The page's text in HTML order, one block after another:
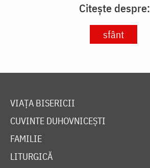
Citește despre:
sfânt
VIAȚA BISERICII
CUVINTE DUHOVNICEȘTI
FAMILIE
LITURGICĂ